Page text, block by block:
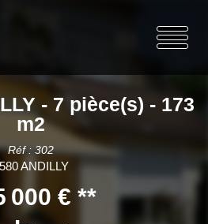
- 7 pièce(s) - 173
m2
Réf : 302
ANDILLY
000 € **